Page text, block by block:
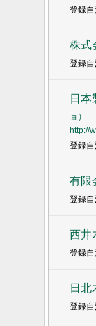
登録
株式
登録
日
ョ ）
http://
登録
有限
登録
西井
登録自
日北
登録